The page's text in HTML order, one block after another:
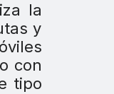
la
y
con
tipo